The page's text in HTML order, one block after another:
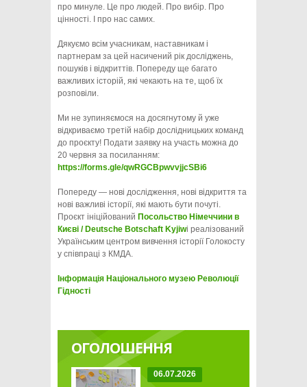
про минуле. Це про людей. Про вибір. Про
цінності. І про нас самих.
Дякуємо всім учасникам, наставникам і
партнерам за цей насичений рік досліджень,
пошуків і відкриттів. Попереду ще багато
важливих історій, які чекають на те, щоб їх
розповіли.
Ми не зупиняємося на досягнутому й уже
відкриваємо третій набір дослідницьких команд
до проєкту! Подати заявку на участь можна до
20 червня за посиланням:
https://forms.gle/qwRGCBpwvvjjcSBi6
Попереду — нові дослідження, нові відкриття та
нові важливі історії, які мають бути почуті.
Проєкт ініційований Посольство Німеччини в
Києві / Deutsche Botschaft Kyjiwі реалізований
Українським центром вивчення історії Голокосту
у співпраці з КМДА.
Інформація Національного музею Революції
Гідності
ОГОЛОШЕННЯ
06.07.2026